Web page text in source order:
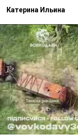
Катерина Ильина